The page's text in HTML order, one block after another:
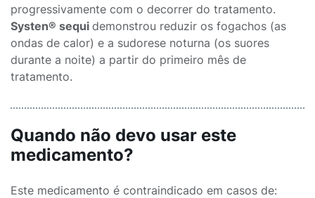
progressivamente com o decorrer do tratamento.
Systen® sequi demonstrou reduzir os fogachos (as
ondas de calor) e a sudorese noturna (os suores
durante a noite) a partir do primeiro mês de
tratamento.
Quando não devo usar este
medicamento?
Este medicamento é contraindicado em casos de: